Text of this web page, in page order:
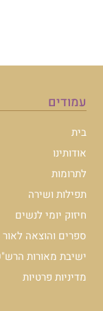
עמודים
בית
אודותינו
לתרומות
תפילות ושירה
חיזוק יומי לנשים
ספרים והוצאה לאור
ישיבת מאורות
מדיניות פרטיות